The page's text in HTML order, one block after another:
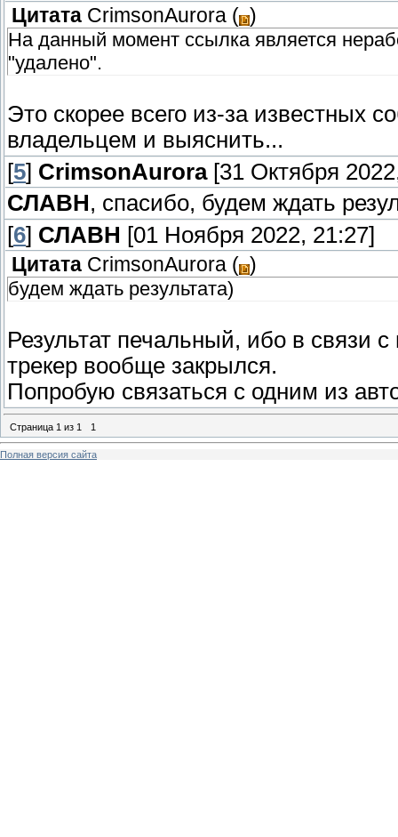
Цитата CrimsonAurora ( )
На данный момент ссылка является
"удалено".
Это скорее всего из-за известных
владельцем и выяснить...
[5] CrimsonAurora[31 Октября
СЛАВН, спасибо, будем ждать
[6] СЛАВН [01 Ноября 2022, 21:27]
Цитата CrimsonAurora ( )
будем ждать результата)
Результат печальный, ибо в связи
трекер вообще закрылся.
Попробую связаться с одним из
Страница 1 из 1 1
Полная версия сайта